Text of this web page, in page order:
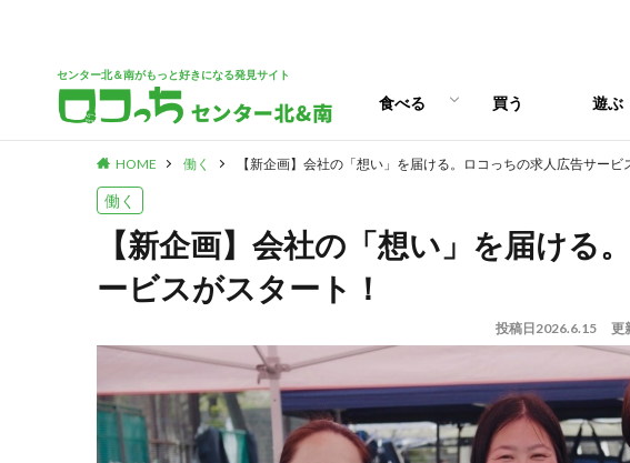
センター北＆南がもっと好きになる発見サイト
食べる
パン
スイーツ
ランチ
カフェ
買う 遊ぶ
HOME 働く 【新企画】会社の「想い」を届ける。ロコっちの求人広告サービ
働く
【新企画】会社の「想い」を届ける
ービスがスタート！
投稿日2026.6.15 更